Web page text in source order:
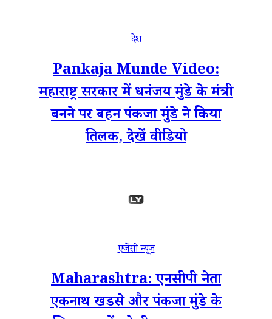
देश
Pankaja Munde Video:
महाराष्ट्र सरकार में धनंजय मुंडे के मंत्री
बनने पर बहन पंकजा मुंडे ने किया
तिलक, देखें वीडियो
एजेंसी न्यूज
Maharashtra: एनसीपी नेता
एकनाथ खडसे और पंकजा मुंडे के